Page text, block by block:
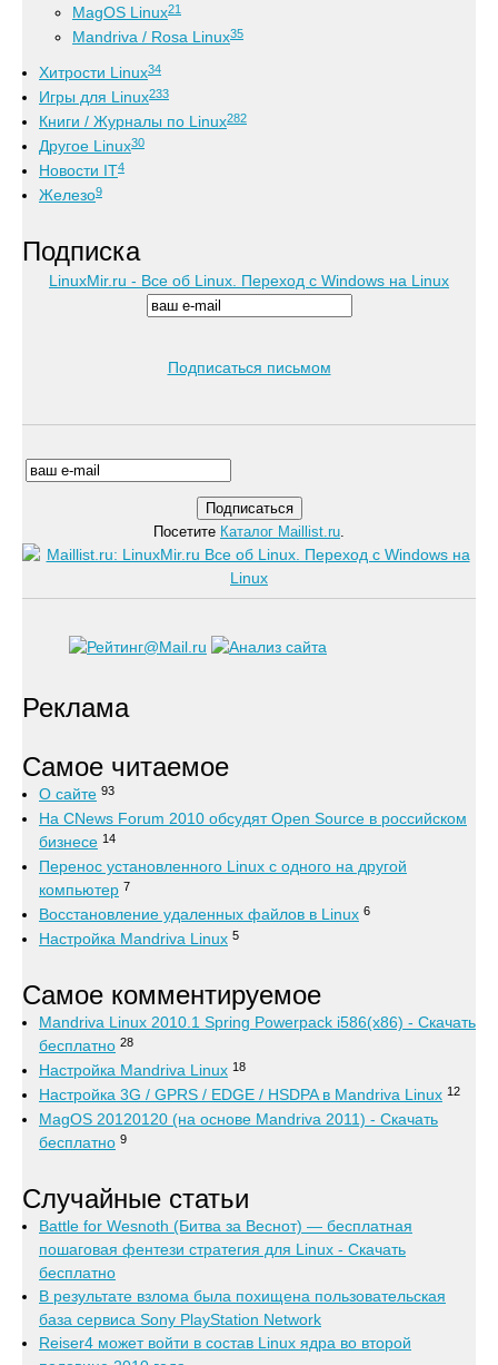
MagOS Linux21
Mandriva / Rosa Linux35
Хитрости Linux34
Игры для Linux233
Книги / Журналы по Linux282
Другое Linux30
Новости IT4
Железо9
Подписка
LinuxMir.ru - Все об Linux. Переход с Windows на Linux
Подписаться письмом
Посетите Каталог Maillist.ru.
Реклама
Самое читаемое
О сайте 93
На CNews Forum 2010 обсудят Open Source в российском
бизнесе 14
Перенос установленного Linux с одного на другой
компьютер 7
Восстановление удаленных файлов в Linux 6
Настройка Mandriva Linux 5
Самое комментируемое
Mandriva Linux 2010.1 Spring Powerpack i586(x86) - Скачать
бесплатно 28
Настройка Mandriva Linux 18
Настройка 3G / GPRS / EDGE / HSDPA в Mandriva Linux 12
MagOS 20120120 (на основе Mandriva 2011) - Скачать
бесплатно 9
Случайные статьи
Battle for Wesnoth (Битва за Веснот) — бесплатная
пошаговая фентези стратегия для Linux - Скачать
бесплатно
В результате взлома была похищена пользовательская
база сервиса Sony PlayStation Network
Reiser4 может войти в состав Linux ядра во второй